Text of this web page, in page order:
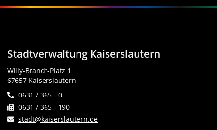
Stadtverwaltung Kaiserslautern
Willy-Brandt-Platz 1
67657 Kaiserslautern
0631 / 365 - 0
0631 / 365 - 190
stadt@kaiserslautern.de